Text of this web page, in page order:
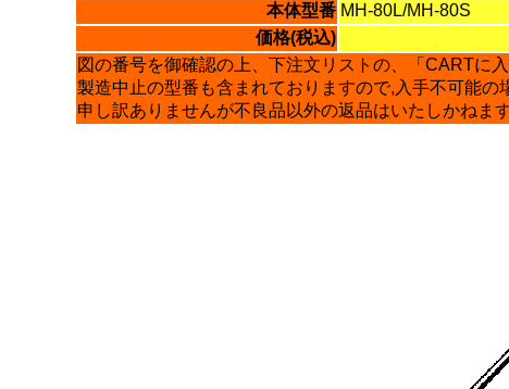
本体型番 MH-80L/MH-80S
価格(税込)
図の番号を御確認の上、下注文リストの、「CARTに
製造中止の型番も含まれておりますので,入手不可能の
申し訳ありませんが不良品以外の返品はいたしかねま